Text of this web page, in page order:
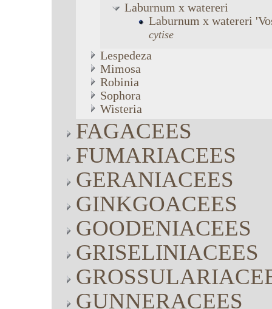
Laburnum x watereri
Laburnum x watereri
cytise
Lespedeza
Mimosa
Robinia
Sophora
Wisteria
FAGACEES
FUMARIACEES
GERANIACEES
GINKGOACEES
GOODENIACEES
GRISELINIACEES
GUNNERACEES